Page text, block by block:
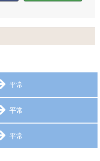
平常
平常
平常